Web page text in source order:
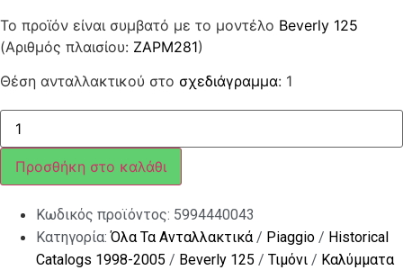
Το προϊόν είναι συμβατό με το μοντέλο Beverly 125
(Αριθμός πλαισίου: ZAPM281)
Θέση ανταλλακτικού στο σχεδιάγραμμα: 1
Κάλυμμα
τιμονιού
ποσότητα
Προσθήκη στο καλάθι
Κωδικός προϊόντος: 5994440043
Κατηγορία:Όλα Τα Ανταλλακτικά/ Piaggio / Historical
Catalogs 1998-2005 / Beverly 125 / Τιμόνι / Καλύμματα